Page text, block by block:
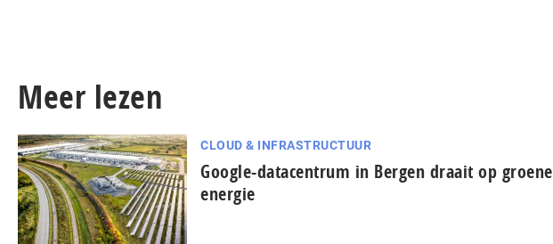
Meer lezen
CLOUD & INFRASTRUCTUUR
Google-datacentrum in Bergen draait op groene
energie